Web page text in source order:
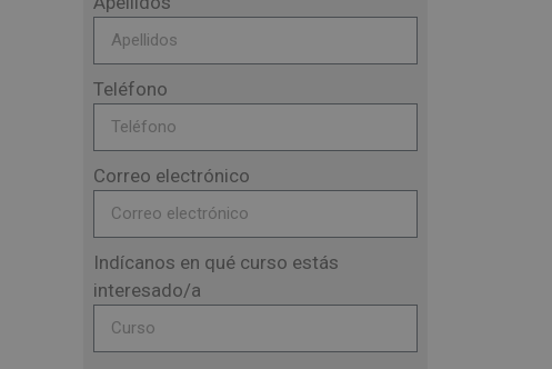
Teléfono
Correo electrónico
Indícanos en qué curso estás
interesado/a